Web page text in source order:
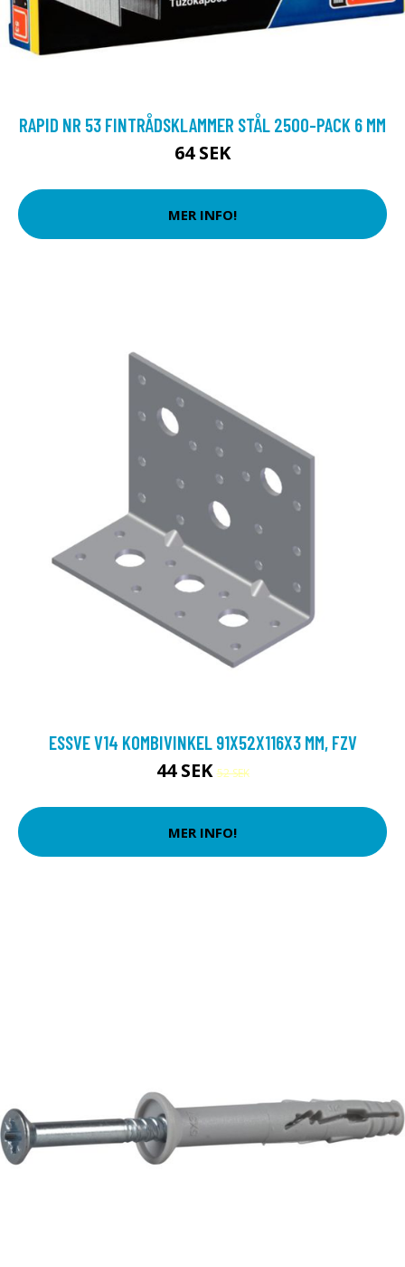
RAPID NR 53 FINTRÅDSKLAMMER STÅL 2500-PACK 6 MM
64 SEK
MER INFO!
ESSVE V14 KOMBIVINKEL 91X52X116X3 MM, FZV
44 SEK52 SEK
MER INFO!